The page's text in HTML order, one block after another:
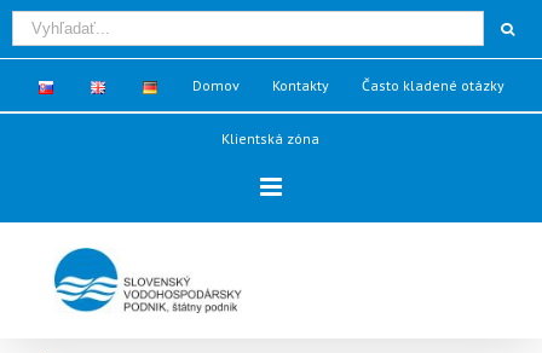
Domov Kontakty Často kladené otázky
Klientská zóna